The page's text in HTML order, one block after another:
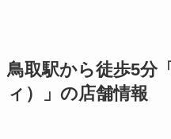
鳥取駅から徒歩5分
ィ）」の店舗情報